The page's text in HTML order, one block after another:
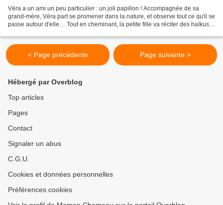
Véra a un ami un peu particulier : un joli papillon ! Accompagnée de sa
grand-mère, Véra part se promener dans la nature, et observe tout ce qu'il se
passe autour d'elle… Tout en cheminant, la petite fille va réciter des haïkus
< Page précédente Page suivante >
Hébergé par Overblog
Top articles
Pages
Contact
Signaler un abus
C.G.U.
Cookies et données personnelles
Préférences cookies